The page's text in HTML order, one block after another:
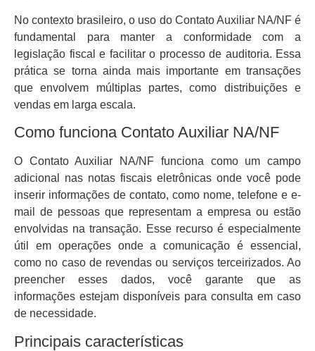
No contexto brasileiro, o uso do Contato Auxiliar NA/NF é
fundamental para manter a conformidade com a
legislação fiscal e facilitar o processo de auditoria. Essa
prática se torna ainda mais importante em transações
que envolvem múltiplas partes, como distribuições e
vendas em larga escala.
Como funciona Contato Auxiliar NA/NF
O Contato Auxiliar NA/NF funciona como um campo
adicional nas notas fiscais eletrônicas onde você pode
inserir informações de contato, como nome, telefone e e-
mail de pessoas que representam a empresa ou estão
envolvidas na transação. Esse recurso é especialmente
útil em operações onde a comunicação é essencial,
como no caso de revendas ou serviços terceirizados. Ao
preencher esses dados, você garante que as
informações estejam disponíveis para consulta em caso
de necessidade.
Principais características